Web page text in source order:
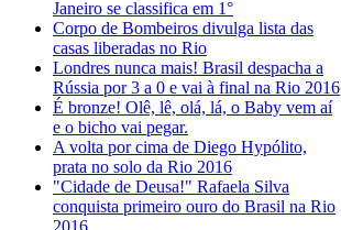
Janeiro se classifica em 1°
Corpo de Bombeiros divulga lista das
casas liberadas no Rio
Londres nunca mais! Brasil despacha a
Rússia por 3 a 0 e vai à final na Rio 2016
É bronze! Olê, lê, olá, lá, o Baby vem aí
e o bicho vai pegar.
A volta por cima de Diego Hypólito,
prata no solo da Rio 2016
"Cidade de Deusa!" Rafaela Silva
conquista primeiro ouro do Brasil na Rio